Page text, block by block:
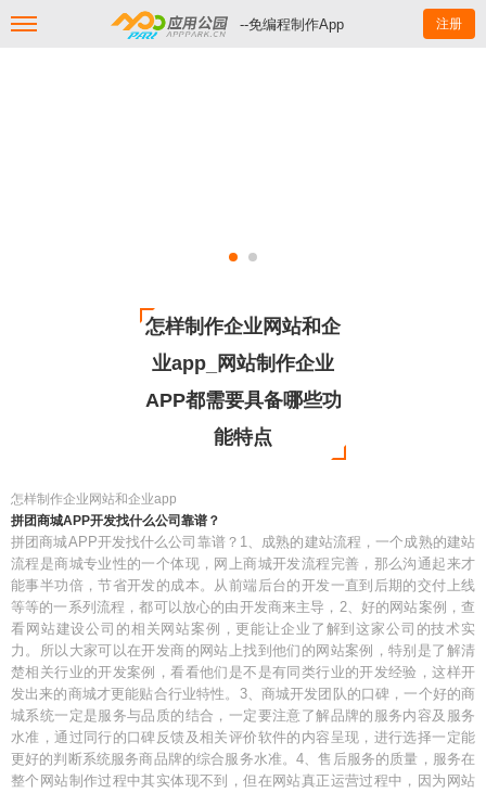
--免编程制作App 注册
怎样制作企业网站和企
业app_网站制作企业
APP都需要具备哪些功
能特点
怎样制作企业网站和企业app
拼团商城APP开发找什么公司靠谱？
拼团商城APP开发找什么公司靠谱？1、成熟的建站流程，一个成熟的建站
流程是商城专业性的一个体现，网上商城开发流程完善，那么沟通起来才
能事半功倍，节省开发的成本。从前端后台的开发一直到后期的交付上线
等等的一系列流程，都可以放心的由开发商来主导，2、好的网站案例，查
看网站建设公司的相关网站案例，更能让企业了解到这家公司的技术实
力。所以大家可以在开发商的网站上找到他们的网站案例，特别是了解清
楚相关行业的开发案例，看看他们是不是有同类行业的开发经验，这样开
发出来的商城才更能贴合行业特性。3、商城开发团队的口碑，一个好的商
城系统一定是服务与品质的结合，一定要注意了解品牌的服务内容及服务
水准，通过同行的口碑反馈及相关评价软件的内容呈现，进行选择一定能
更好的判断系统服务商品牌的综合服务水准。4、售后服务的质量，服务在
整个网站制作过程中其实体现不到，但在网站真正运营过程中，因为网站